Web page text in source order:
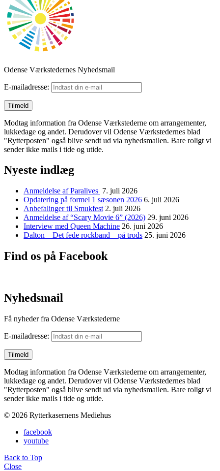
Odense Værkstedernes Nyhedsmail
E-mailadresse:
Modtag information fra Odense Værkstederne om arrangementer,
lukkedage og andet. Derudover vil Odense Værkstedernes blad
"Rytterposten" også blive sendt ud via nyhedsmailen. Bare roligt vi
sender ikke mails i tide og utide.
Nyeste indlæg
Anmeldelse af Paralives 7. juli 2026
Opdatering på formel 1 sæsonen 2026 6. juli 2026
Anbefalinger til Smukfest 2. juli 2026
Anmeldelse af “Scary Movie 6” (2026) 29. juni 2026
Interview med Queen Machine 26. juni 2026
Dalton – Det fede rockband – på trods 25. juni 2026
Find os på Facebook
Nyhedsmail
Få nyheder fra Odense Værkstederne
E-mailadresse:
Modtag information fra Odense Værkstederne om arrangementer,
lukkedage og andet. Derudover vil Odense Værkstedernes blad
"Rytterposten" også blive sendt ud via nyhedsmailen. Bare roligt vi
sender ikke mails i tide og utide.
© 2026 Rytterkasernens Mediehus
facebook
youtube
Back to Top
Close